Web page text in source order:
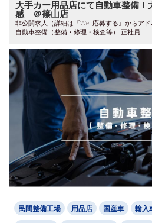
大手カー用品店にて自動車整備！
感 ＠篠山店
非公開求人（詳細は『Web応募する』からア
自動車整備（整備・修理・検査等） 正社員
民間整備工場 用品店 国産車 輸入